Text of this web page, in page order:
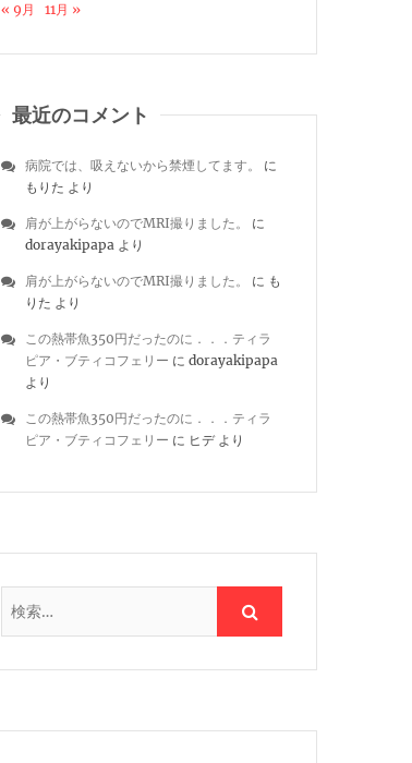
« 9月
11月 »
最近のコメント
病院では、吸えないから禁煙してます。
に
もりた より
肩が上がらないのでMRI撮りました。
に
dorayakipapa より
肩が上がらないのでMRI撮りました。 に も
りた より
この熱帯魚350円だったのに．．．ティラ
ピア・ブティコフェリー に dorayakipapa
より
この熱帯魚350円だったのに．．．ティラ
ピア・ブティコフェリー に ヒデより